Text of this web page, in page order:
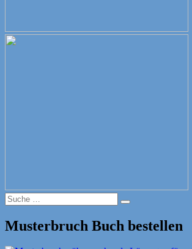
Suche
nach:
Suche
Musterbruch Buch bestellen